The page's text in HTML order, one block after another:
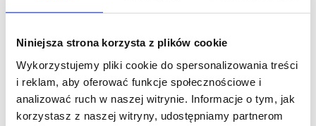
Niniejsza strona korzysta z plików cookie
Wykorzystujemy pliki cookie do spersonalizowania treści
i reklam, aby oferować funkcje społecznościowe i
analizować ruch w naszej witrynie. Informacje o tym, jak
korzystasz z naszej witryny, udostępniamy partnerom